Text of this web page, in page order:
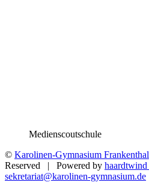
Medienscoutschule
© Karolinen-Gymnasium Frankenthal
Reserved | Powered by
sekretariat@karolinen-gymnasium.de